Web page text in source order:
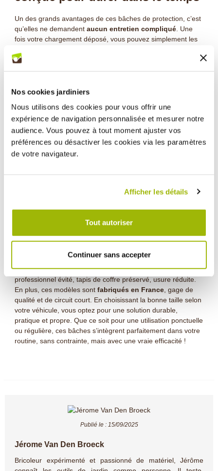
Nos cookies jardiniers
Nous utilisons des cookies pour vous offrir une
expérience de navigation personnalisée et mesurer notre
audience. Vous pouvez à tout moment ajuster vos
préférences ou désactiver les cookies via les paramètres
de votre navigateur.
Afficher les détails
Tout autoriser
Continuer sans accepter
Un des grands avantages de ces bâches de protection, c’est
qu’elles ne demandent aucun entretien compliqué. Une
fois votre chargement déposé, vous pouvez simplement les
généralement à éliminer boue, sable ou débris. Une fois
sèches, elles se replient facilement et se rangent à plat, dans
haute densitéutilisé offre une excellente durée de vie,
également très utile pour les propriétaires d’animaux : plus
besoin de poser des couvertures qui glissent ou de nettoyer
les poils collés à la moquette.
Une bâche de protection pour
coffre Made In France !
gadgets. Elles font partie de ces petits accessoires qui
changent réellement le quotidien, surtout quand on jardine,
conception simple mais efficace, elles s’installent et se
d’adaptation du véhicule. Leur prix reste très accessible
au regard des économies qu’elles permettent : nettoyage
professionnel évité, tapis de coffre préservé, usure réduite.
En plus, ces modèles sont fabriqués en France, gage de
qualité et de circuit court. En choisissant la bonne taille selon
votre véhicule, vous optez pour une solution durable,
pratique et propre. Que ce soit pour une utilisation ponctuelle
ou régulière, ces bâches s’intègrent parfaitement dans votre
routine, sans contrainte, mais avec une vraie efficacité !
Publié le : 15/09/2025
Jérome Van Den Broeck
Bricoleur expérimenté et passionné de matériel, Jérôme